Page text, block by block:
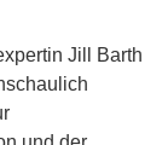
Jill Barth